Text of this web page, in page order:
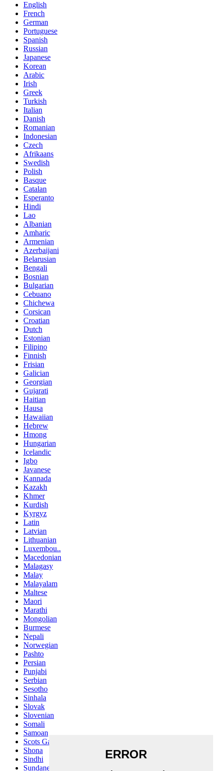
English
French
German
Portuguese
Spanish
Russian
Japanese
Korean
Arabic
Irish
Greek
Turkish
Italian
Danish
Romanian
Indonesian
Czech
Afrikaans
Swedish
Polish
Basque
Catalan
Esperanto
Hindi
Lao
Albanian
Amharic
Armenian
Azerbaijani
Belarusian
Bengali
Bosnian
Bulgarian
Cebuano
Chichewa
Corsican
Croatian
Dutch
Estonian
Filipino
Finnish
Frisian
Galician
Georgian
Gujarati
Haitian
Hausa
Hawaiian
Hebrew
Hmong
Hungarian
Icelandic
Igbo
Javanese
Kannada
Kazakh
Khmer
Kurdish
Kyrgyz
Latin
Latvian
Lithuanian
Luxembou..
Macedonian
Malagasy
Malay
Malayalam
Maltese
Maori
Marathi
Mongolian
Burmese
Nepali
Norwegian
Pashto
Persian
Punjabi
Serbian
Sesotho
Sinhala
Slovak
Slovenian
Somali
Samoan
Scots Gaelic
Shona
Sindhi
Sundanese